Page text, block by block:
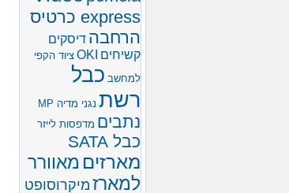
express כרטיס
הרחבה דיסקים
קשיחים OKI ציוד הקפי
למחשב כבל
רשת נגני מדיה MP
נתבים מדפסות לייזר
כבל SATA
מארזים מאוורר
למארז מיקרוסופט